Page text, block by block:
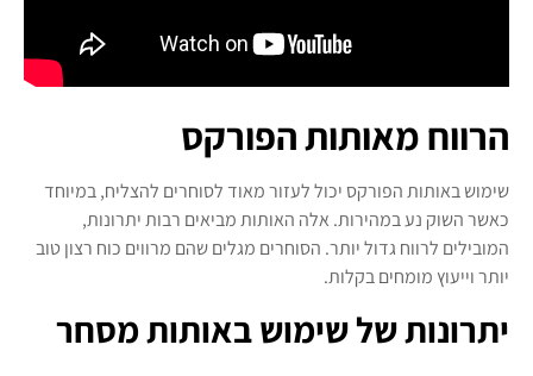
הרווח מאותות הפורקס
שימוש באותות הפורקס יכול לעזור מאוד לסוחרים להצליח, במיוחד
כאשר השוק נע במהירות. אלה האותות מביאים רבות יתרונות,
המובילים לרווח גדול יותר. הסוחרים מגלים שהם מרווים כוח רצון טוב
יותר וייעוץ מומחים בקלות.
יתרונות של שימוש באותות מסחר